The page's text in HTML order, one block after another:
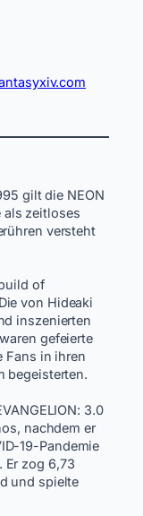
gilt die NEON
als zeitloses
versteht
of
von Hideaki
inszenierten
gefeierte
Fans in ihren
3.0
nachdem er
19-Pandemie
Er zog 6,73
und spielte